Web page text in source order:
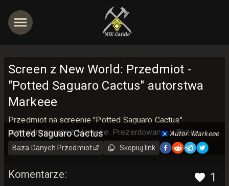
Screen z New World: Przedmiot -
"Potted Saguaro Cactus" autorstwa
Markeee
Przedmiot na screenie "Potted Saguaro Cactus"
przesłanym przez Markeee. Prezentowane w Bazie
Danych New World Guide z miłością <3
1
Potted Saguaro Cactus
Autor: Markeee
Baza Danych Przedmiot Skopiuj link
Komentarze: